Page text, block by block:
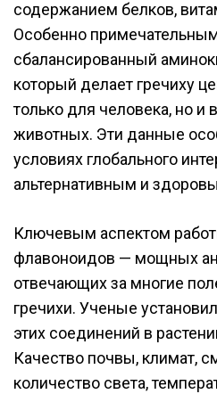
содержанием белков,
Особенно
сбалансированный
который делает гречиху
только для человека, но и
животных. Эти данные
условиях глобального
альтернативным и
Ключевым аспектом
флавоноидов — мощных
отвечающих за многие
гречихи. Ученые
этих соединений в
Качество почвы, климат,
количество света,